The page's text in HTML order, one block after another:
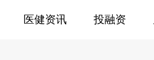
医健资讯 投融资